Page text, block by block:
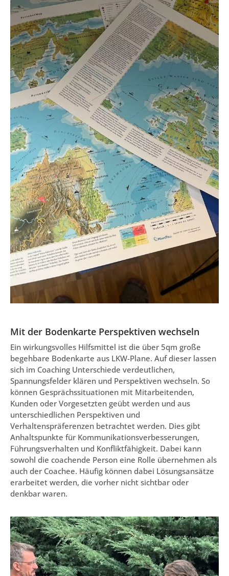
Mit der Bodenkarte Perspektiven wechseln
Ein wirkungsvolles Hilfsmittel ist die über 5qm große
begehbare Bodenkarte aus LKW-Plane. Auf dieser lassen
sich im Coaching Unterschiede verdeutlichen,
Spannungsfelder klären und Perspektiven wechseln. So
können Gesprächssituationen mit Mitarbeitenden,
Kunden oder Vorgesetzten geübt werden und aus
unterschiedlichen Perspektiven und
Verhaltenspräferenzen betrachtet werden. Dies gibt
Anhaltspunkte für Kommunikationsverbesserungen,
Führungsverhalten und Konfliktfähigkeit. Dabei kann
sowohl die coachende Person eine Rolle übernehmen als
auch der Coachee. Häufig können dabei Lösungsansätze
erarbeitet werden, die vorher nicht sichtbar oder
denkbar waren.